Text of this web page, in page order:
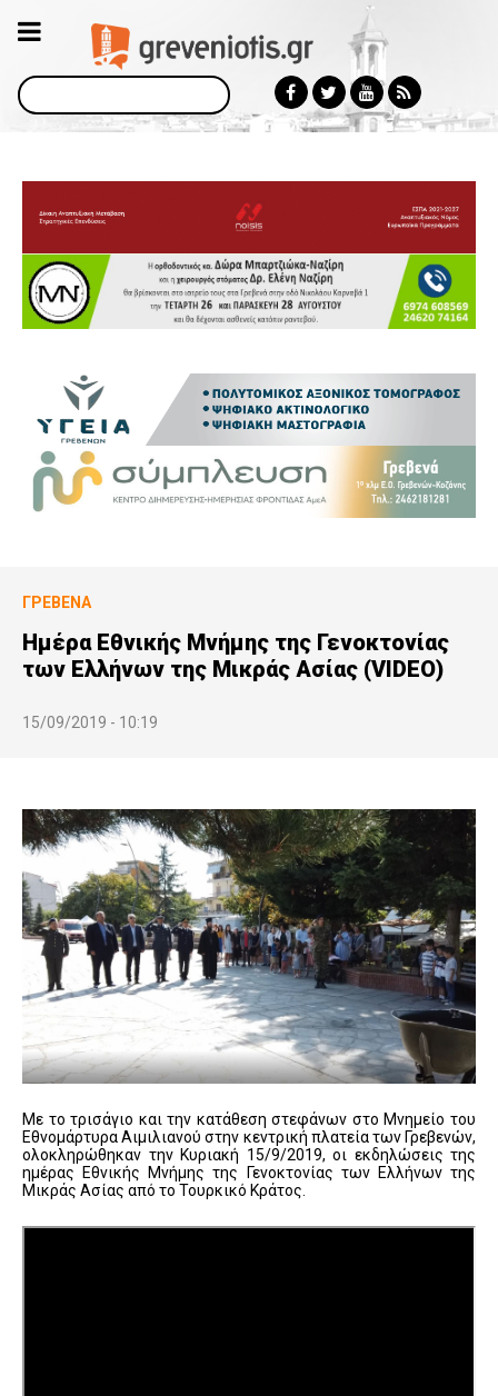
Αναζήτηση
ΓΡΕΒΕΝΆ
Ημέρα Εθνικής Μνήμης της Γενοκτονίας
των Ελλήνων της Μικράς Ασίας (VIDEO)
15/09/2019 - 10:19
Με το τρισάγιο και την κατάθεση στεφάνων στο Μνημείο του
Εθνομάρτυρα Αιμιλιανού στην κεντρική πλατεία των Γρεβενών,
ολοκληρώθηκαν την Κυριακή 15/9/2019, οι εκδηλώσεις της
ημέρας Εθνικής Μνήμης της Γενοκτονίας των Ελλήνων της
Μικράς Ασίας από το Τουρκικό Κράτος.